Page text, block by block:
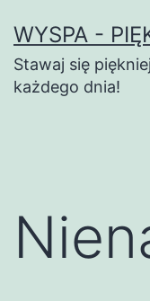
do
treści
WYSPA -
Stawaj się
każdego dnia!